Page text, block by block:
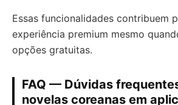
Essas funcionalidades contribuem
experiência premium mesmo
opções gratuitas.
FAQ — Dúvidas
novelas coreanas em